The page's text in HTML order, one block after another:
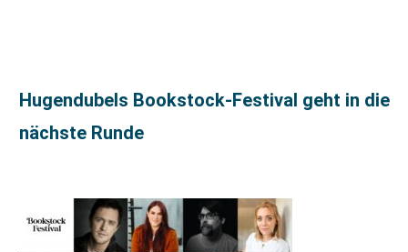
Hugendubels Bookstock-Festival geht in die
nächste Runde